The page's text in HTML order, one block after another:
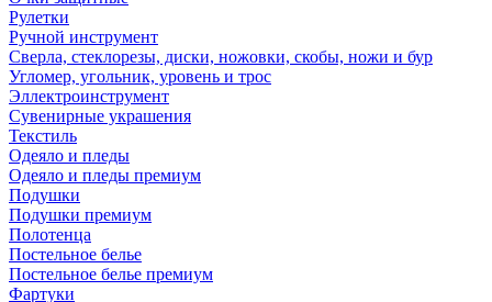
Рулетки
Ручной инструмент
Сверла, стеклорезы, диски, ножовки, скобы, ножи и бур
Угломер, угольник, уровень и трос
Эллектроинструмент
Сувенирные украшения
Текстиль
Одеяло и пледы
Одеяло и пледы премиум
Подушки
Подушки премиум
Полотенца
Постельное белье
Постельное белье премиум
Фартуки